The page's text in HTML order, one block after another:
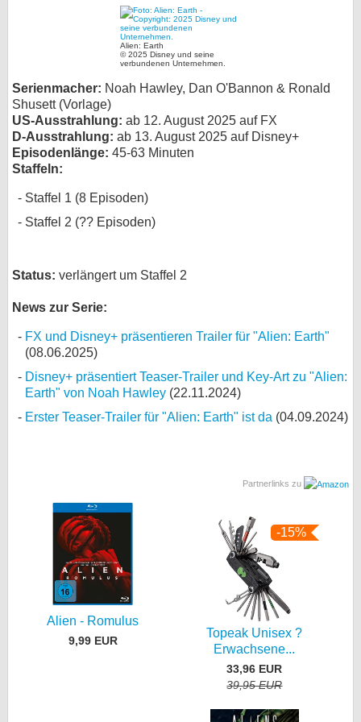
Alien: Earth
© 2025 Disney und seine
verbundenen Unternehmen.
Serienmacher: Noah Hawley, Dan O'Bannon & Ronald
Shusett (Vorlage)
US-Ausstrahlung: ab 12. August 2025 auf FX
D-Ausstrahlung: ab 13. August 2025 auf Disney+
Episodenlänge: 45-63 Minuten
Staffeln:
Staffel 1 (8 Episoden)
Staffel 2 (?? Episoden)
Status: verlängert um Staffel 2
News zur Serie:
FX und Disney+ präsentieren Trailer für "Alien: Earth"
(08.06.2025)
Disney+ präsentiert Teaser-Trailer und Key-Art zu "Alien:
Earth" von Noah Hawley (22.11.2024)
Erster Teaser-Trailer für "Alien: Earth" ist da (04.09.2024)
Partnerlinks zu
Alien - Romulus
9,99 EUR
-15%
Topeak Unisex ?
Erwachsene...
33,96 EUR
39,95 EUR
bei X
bei Facebook
Nutzungsbedingungen
Desktop-Ansicht